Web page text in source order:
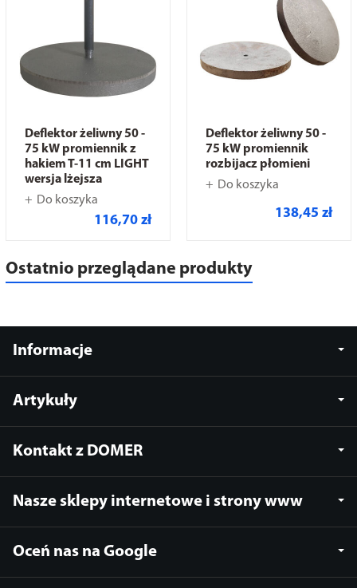
Deflektor żeliwny 50 -
75 kW promiennik z
hakiem T-11 cm LIGHT
wersja lżejsza
Do koszyka
116,70 zł
Deflektor żeliwny 50 -
75 kW promiennik
rozbijacz płomieni
Do koszyka
138,45 zł
Ostatnio przeglądane produkty
Informacje
Artykuły
Kontakt z DOMER
Nasze sklepy internetowe i strony www
Oceń nas na Google